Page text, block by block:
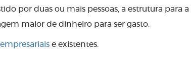
por duas ou mais pessoas, a estrutura para a
maior de dinheiro para ser gasto.
e existentes.